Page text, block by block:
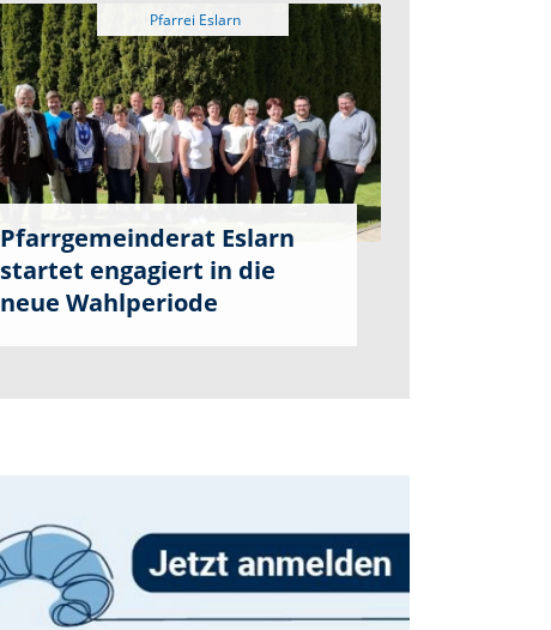
Pfarrei Eslarn
Pfarrgemeinderat Eslarn
startet engagiert in die
neue Wahlperiode